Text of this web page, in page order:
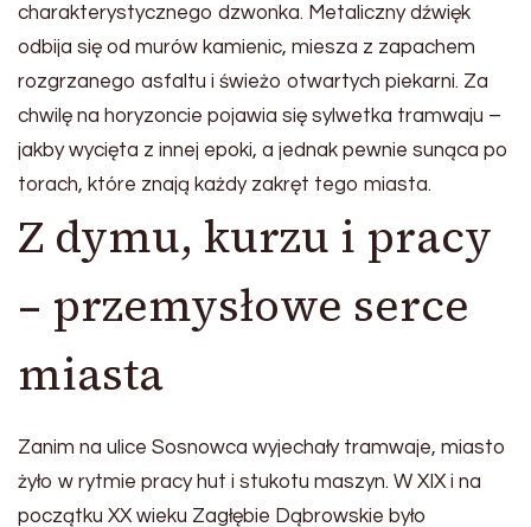
charakterystycznego dzwonka. Metaliczny dźwięk
odbija się od murów kamienic, miesza z zapachem
rozgrzanego asfaltu i świeżo otwartych piekarni. Za
chwilę na horyzoncie pojawia się sylwetka tramwaju –
jakby wycięta z innej epoki, a jednak pewnie sunąca po
torach, które znają każdy zakręt tego miasta.
Z dymu, kurzu i pracy
– przemysłowe serce
miasta
Zanim na ulice Sosnowca wyjechały tramwaje, miasto
żyło w rytmie pracy hut i stukotu maszyn. W XIX i na
początku XX wieku Zagłębie Dąbrowskie było